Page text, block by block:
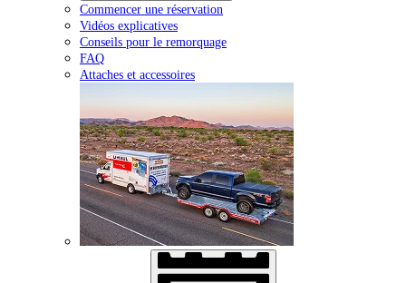
Commencer une réservation
Vidéos explicatives
Conseils pour le remorquage
FAQ
Attaches et accessoires